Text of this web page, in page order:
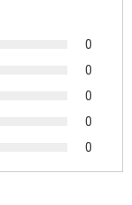
0
0
0
0
0